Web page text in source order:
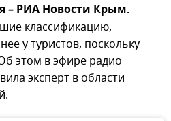
РИА Новости Крым.
классификацию,
у туристов, поскольку
этом в эфире радио
эксперт в области